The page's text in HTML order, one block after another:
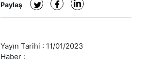
Paylaş
Yayın Tarihi : 11/01/2023
Haber :